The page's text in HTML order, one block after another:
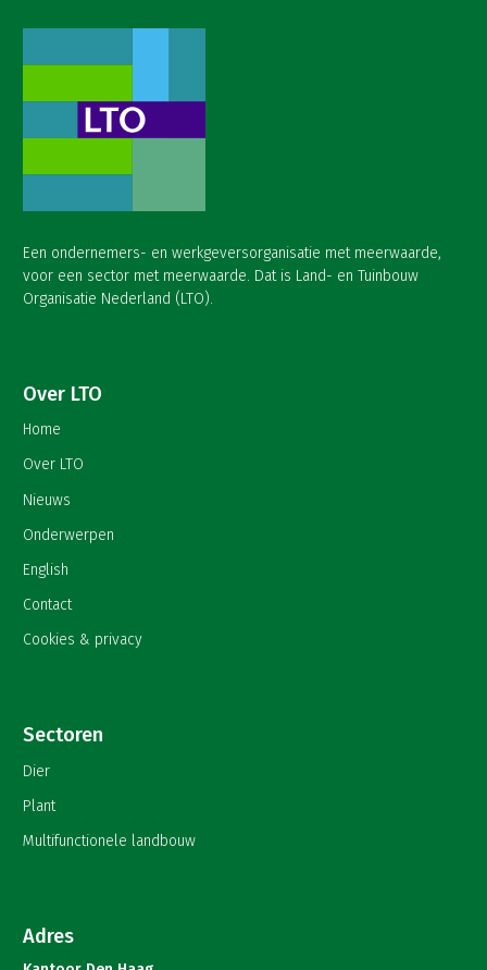
Een ondernemers- en werkgeversorganisatie met meerwaarde,
voor een sector met meerwaarde. Dat is Land- en Tuinbouw
Organisatie Nederland (LTO).
Over LTO
Home
Over LTO
Nieuws
Onderwerpen
English
Contact
Cookies & privacy
Sectoren
Dier
Plant
Multifunctionele landbouw
Adres